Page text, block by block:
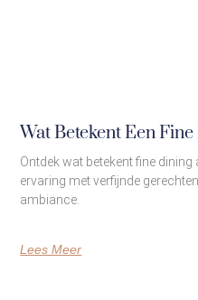
Wat Betekent Een
Ontdek wat betekent fine
ervaring met verfijnde
ambiance.
Lees Meer